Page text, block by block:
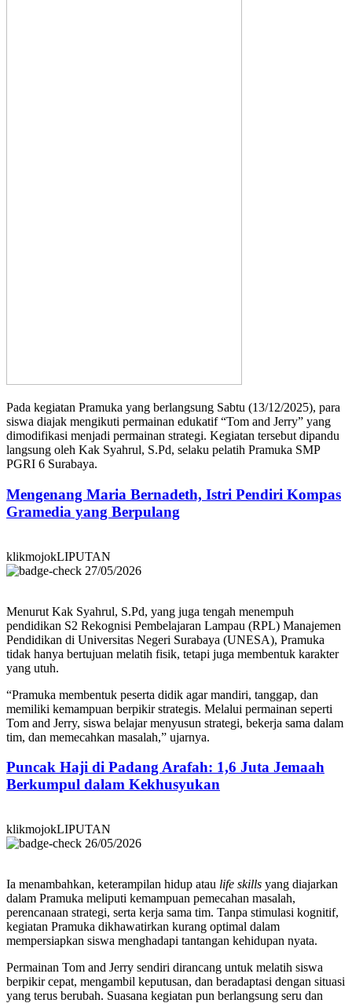
Pada kegiatan Pramuka yang berlangsung Sabtu (13/12/2025), para
siswa diajak mengikuti permainan edukatif “Tom and Jerry” yang
dimodifikasi menjadi permainan strategi. Kegiatan tersebut dipandu
langsung oleh Kak Syahrul, S.Pd, selaku pelatih Pramuka SMP
PGRI 6 Surabaya.
Mengenang Maria Bernadeth, Istri Pendiri Kompas
Gramedia yang Berpulang
klikmojokLIPUTAN
27/05/2026
Menurut Kak Syahrul, S.Pd, yang juga tengah menempuh
pendidikan S2 Rekognisi Pembelajaran Lampau (RPL) Manajemen
Pendidikan di Universitas Negeri Surabaya (UNESA), Pramuka
tidak hanya bertujuan melatih fisik, tetapi juga membentuk karakter
yang utuh.
“Pramuka membentuk peserta didik agar mandiri, tanggap, dan
memiliki kemampuan berpikir strategis. Melalui permainan seperti
Tom and Jerry, siswa belajar menyusun strategi, bekerja sama dalam
tim, dan memecahkan masalah,” ujarnya.
Puncak Haji di Padang Arafah: 1,6 Juta Jemaah
Berkumpul dalam Kekhusyukan
klikmojokLIPUTAN
26/05/2026
Ia menambahkan, keterampilan hidup atau life skills yang diajarkan
dalam Pramuka meliputi kemampuan pemecahan masalah,
perencanaan strategi, serta kerja sama tim. Tanpa stimulasi kognitif,
kegiatan Pramuka dikhawatirkan kurang optimal dalam
mempersiapkan siswa menghadapi tantangan kehidupan nyata.
Permainan Tom and Jerry sendiri dirancang untuk melatih siswa
berpikir cepat, mengambil keputusan, dan beradaptasi dengan situasi
yang terus berubah. Suasana kegiatan pun berlangsung seru dan